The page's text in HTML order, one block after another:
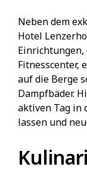
Neben dem
Hotel
Fitnesscenter,
auf die Berge
Dampfbäder.
aktiven Tag in
lassen und